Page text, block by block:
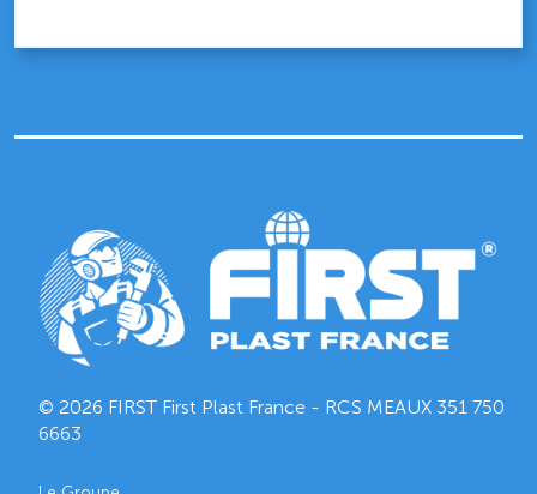
© 2026 FIRST First Plast France - RCS MEAUX 351 750
6663